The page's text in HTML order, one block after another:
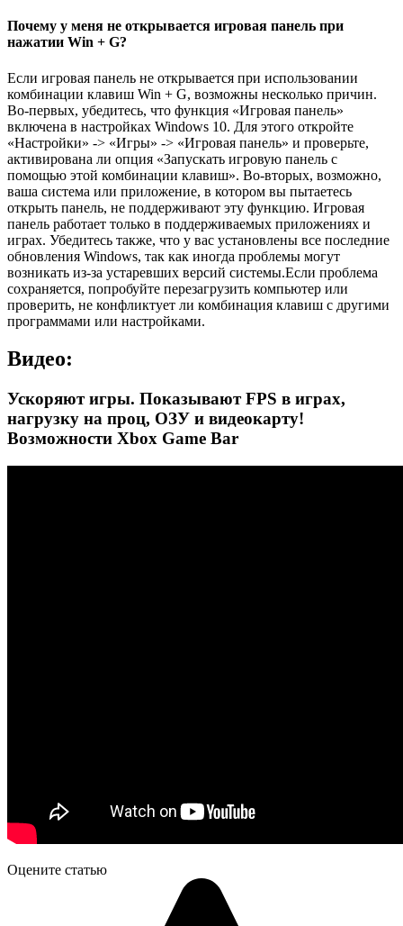
Почему у меня не открывается игровая панель при
нажатии Win + G?
Если игровая панель не открывается при использовании
комбинации клавиш Win + G, возможны несколько причин.
Во-первых, убедитесь, что функция «Игровая панель»
включена в настройках Windows 10. Для этого откройте
«Настройки» -> «Игры» -> «Игровая панель» и проверьте,
активирована ли опция «Запускать игровую панель с
помощью этой комбинации клавиш». Во-вторых, возможно,
ваша система или приложение, в котором вы пытаетесь
открыть панель, не поддерживают эту функцию. Игровая
панель работает только в поддерживаемых приложениях и
играх. Убедитесь также, что у вас установлены все последние
обновления Windows, так как иногда проблемы могут
возникать из-за устаревших версий системы.Если проблема
сохраняется, попробуйте перезагрузить компьютер или
проверить, не конфликтует ли комбинация клавиш с другими
программами или настройками.
Видео:
Ускоряют игры. Показывают FPS в играх,
нагрузку на проц, ОЗУ и видеокарту!
Возможности Xbox Game Bar
Оцените статью